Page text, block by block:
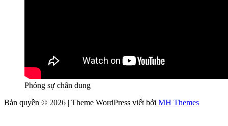
Phóng sự chân dung
Bản quyền © 2026 | Theme WordPress viết bởi MH Themes